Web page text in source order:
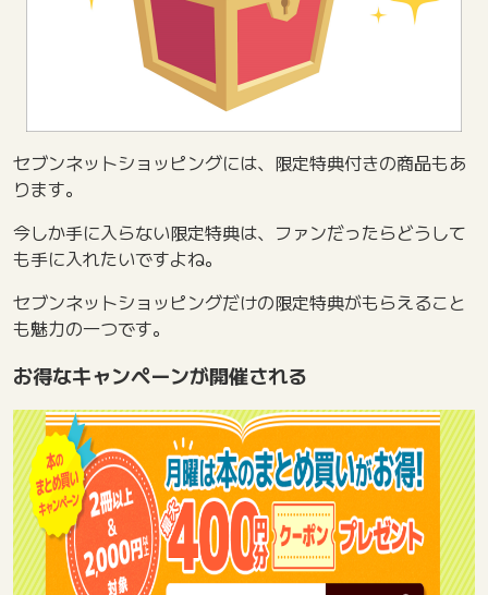
セブンネットショッピングには、限定特典付きの商品もあ
ります。
今しか手に入らない限定特典は、ファンだったらどうして
も手に入れたいですよね。
セブンネットショッピングだけの限定特典がもらえること
も魅力の一つです。
お得なキャンペーンが開催される